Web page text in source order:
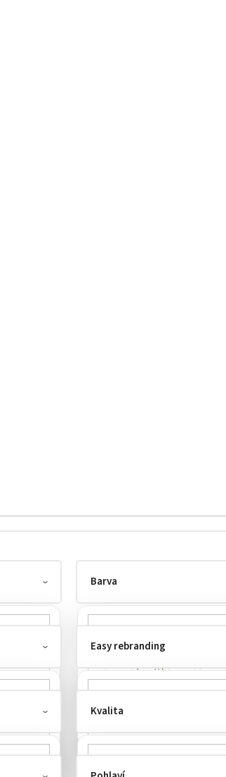
Barva
Easy rebranding
odtrhnutelný štítek
Kvalita